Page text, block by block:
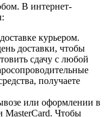
В интернет-
курьером.
доставки, чтобы
сдачу с любой
получаете
или оформлении в
MasterCard. Чтобы